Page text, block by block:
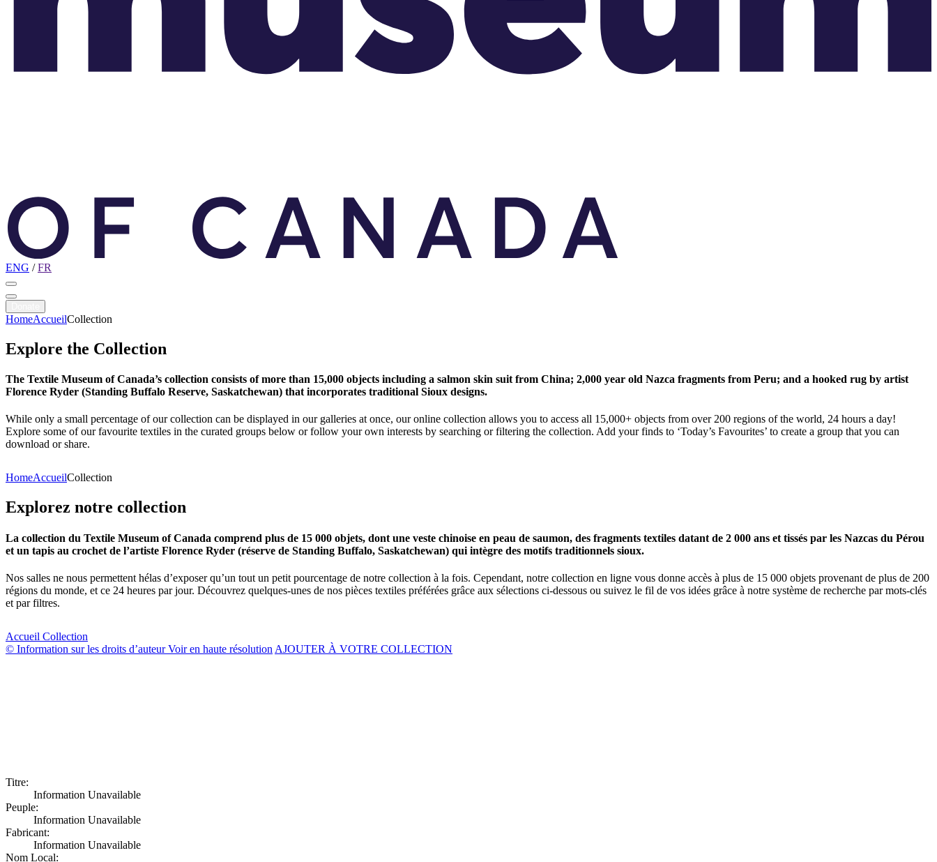
ENG /FR
HomeAccueilCollection
Explore the Collection
The Textile Museum of Canada’s collection consists of more than 15,000 objects including a salmon skin suit from China; 2,000 year old Nazca fragments from Peru; and a hooked rug by artist
Florence Ryder (Standing Buffalo Reserve, Saskatchewan) that incorporates traditional Sioux designs.
While only a small percentage of our collection can be displayed in our galleries at once, our online collection allows you to access all 15,000+ objects from over 200 regions of the world, 24 hours a day!
Explore some of our favourite textiles in the curated groups below or follow your own interests by searching or filtering the collection. Add your finds to ‘Today’s Favourites’ to create a group that you can
download or share.
HomeAccueilCollection
Explorez notre collection
La collection du Textile Museum of Canada comprend plus de 15 000 objets, dont une veste chinoise en peau de saumon, des fragments textiles datant de 2 000 ans et tissés par les Nazcas du Pérou
et un tapis au crochet de l’artiste Florence Ryder (réserve de Standing Buffalo, Saskatchewan) qui intègre des motifs traditionnels sioux.
Nos salles ne nous permettent hélas d’exposer qu’un tout un petit pourcentage de notre collection à la fois. Cependant, notre collection en ligne vous donne accès à plus de 15 000 objets provenant de plus de 200
régions du monde, et ce 24 heures par jour. Découvrez quelques-unes de nos pièces textiles préférées grâce aux sélections ci-dessous ou suivez le fil de vos idées grâce à notre système de recherche par mots-clés
et par filtres.
Accueil Collection
© Information sur les droits d’auteurVoir en haute résolution AJOUTER À VOTRE COLLECTION
Titre:
Information Unavailable
Peuple:
Information Unavailable
Fabricant:
Information Unavailable
Nom Local: